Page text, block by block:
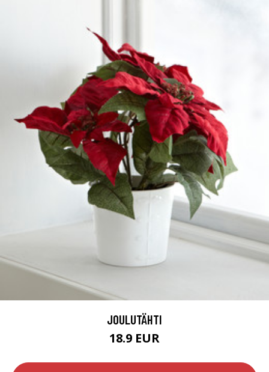
JOULUTÄHTI
18.9 EUR